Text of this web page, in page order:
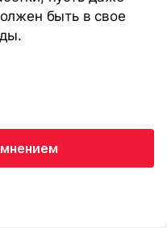
быть в свое